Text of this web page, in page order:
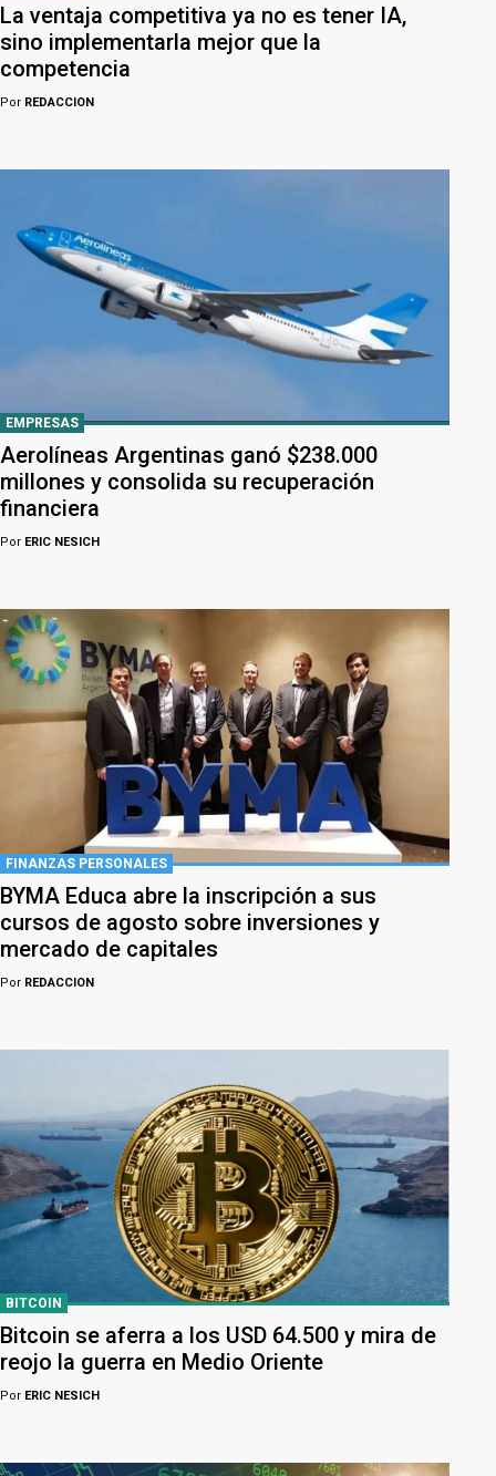
La ventaja competitiva ya no es tener IA,
sino implementarla mejor que la
competencia
Por REDACCION
EMPRESAS
Aerolíneas Argentinas ganó $238.000
millones y consolida su recuperación
financiera
Por ERIC NESICH
FINANZAS PERSONALES
BYMA Educa abre la inscripción a sus
cursos de agosto sobre inversiones y
mercado de capitales
Por REDACCION
BITCOIN
Bitcoin se aferra a los USD 64.500 y mira de
reojo la guerra en Medio Oriente
Por ERIC NESICH